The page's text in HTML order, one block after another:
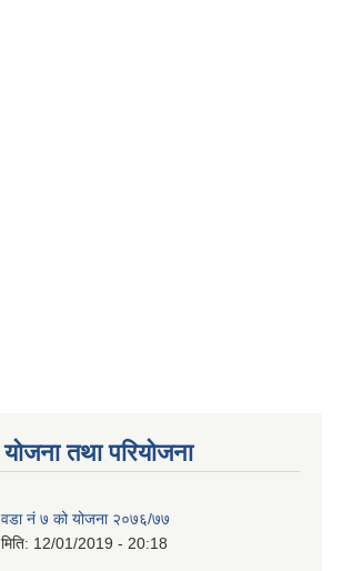
योजना तथा परियोजना
वडा नं ७ को योजना २०७६/७७
मिति: 12/01/2019 - 20:18